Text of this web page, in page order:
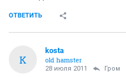
ОТВЕТИТЬ
K
kosta
old hamster
28 июля 2011 Гром